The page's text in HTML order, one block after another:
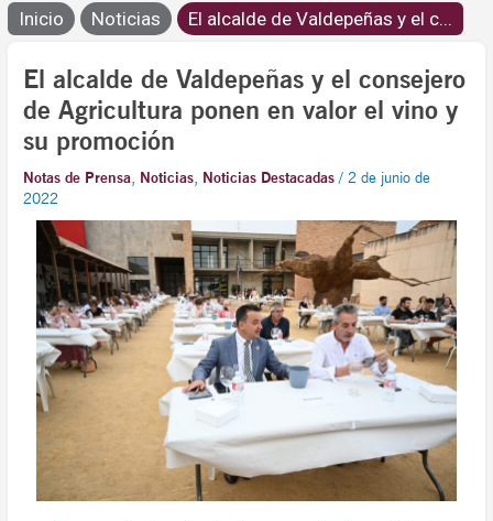
Inicio Noticias El alcalde de Valdepeñas y el c...
El alcalde de Valdepeñas y el consejero
de Agricultura ponen en valor el vino y
su promoción
Notas de Prensa, Noticias, Noticias Destacadas /2 de junio de
2022